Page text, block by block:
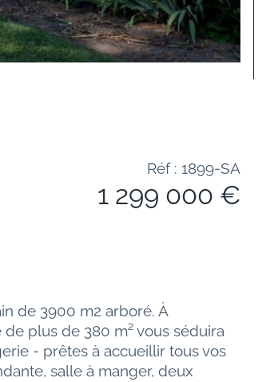
Réf : 1899-SA
1 299 000 €
de 3900 m2 arboré. À
plus de 380 m² vous séduira
- prêtes à accueillir tous vos
salle à manger, deux